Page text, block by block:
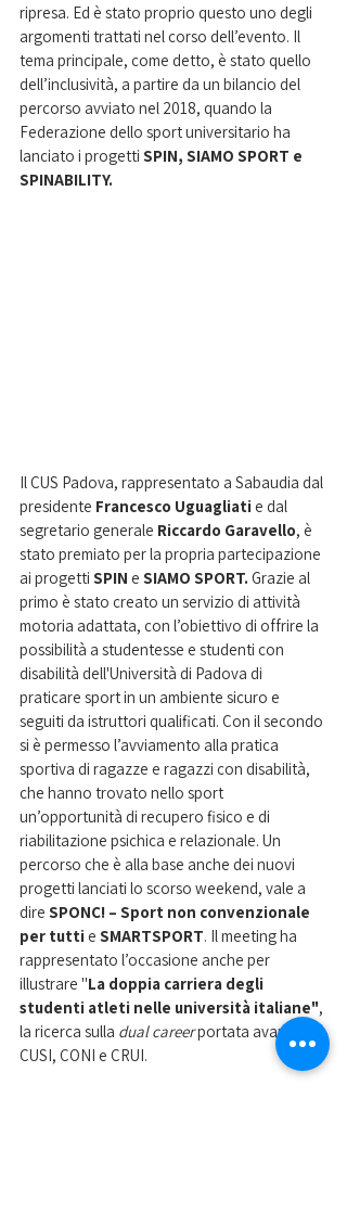
ripresa. Ed è stato proprio questo uno degli
argomenti trattati nel corso dell’evento. Il
tema principale, come detto, è stato quello
dell’inclusività, a partire da un bilancio del
percorso avviato nel 2018, quando la
Federazione dello sport universitario ha
lanciato i progetti SPIN, SIAMO SPORT e
SPINABILITY.
Il CUS Padova, rappresentato a Sabaudia dal
presidente Francesco Uguagliati e dal
segretario generale Riccardo Garavello, è
stato premiato per la propria partecipazione
ai progetti SPIN e SIAMO SPORT. Grazie al
primo è stato creato un servizio di attività
motoria adattata, con l’obiettivo di offrire la
possibilità a studentesse e studenti con
disabilità dell'Università di Padova di
praticare sport in un ambiente sicuro e
seguiti da istruttori qualificati. Con il secondo
si è permesso l’avviamento alla pratica
sportiva di ragazze e ragazzi con disabilità,
che hanno trovato nello sport
un’opportunità di recupero fisico e di
riabilitazione psichica e relazionale. Un
percorso che è alla base anche dei nuovi
progetti lanciati lo scorso weekend, vale a
dire SPONC! – Sport non convenzionale
per tutti e SMARTSPORT. Il meeting ha
rappresentato l’occasione anche per
illustrare "La doppia carriera degli
studenti atleti nelle università italiane",
la ricerca sulla dual career portata avanti da
CUSI, CONI e CRUI.